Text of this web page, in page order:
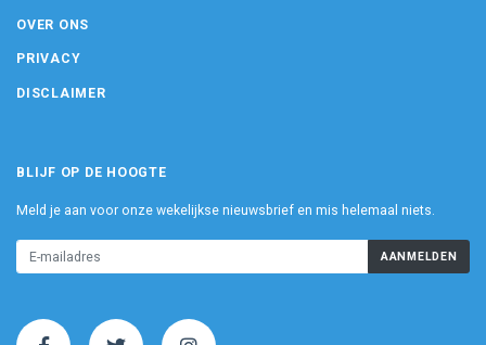
OVER ONS
PRIVACY
DISCLAIMER
BLIJF OP DE HOOGTE
Meld je aan voor onze wekelijkse nieuwsbrief en mis helemaal niets.
AANMELDEN